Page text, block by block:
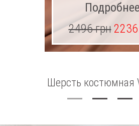
Шерсть костюмная
DoubleFace с
Подробнее
2496 грн2236